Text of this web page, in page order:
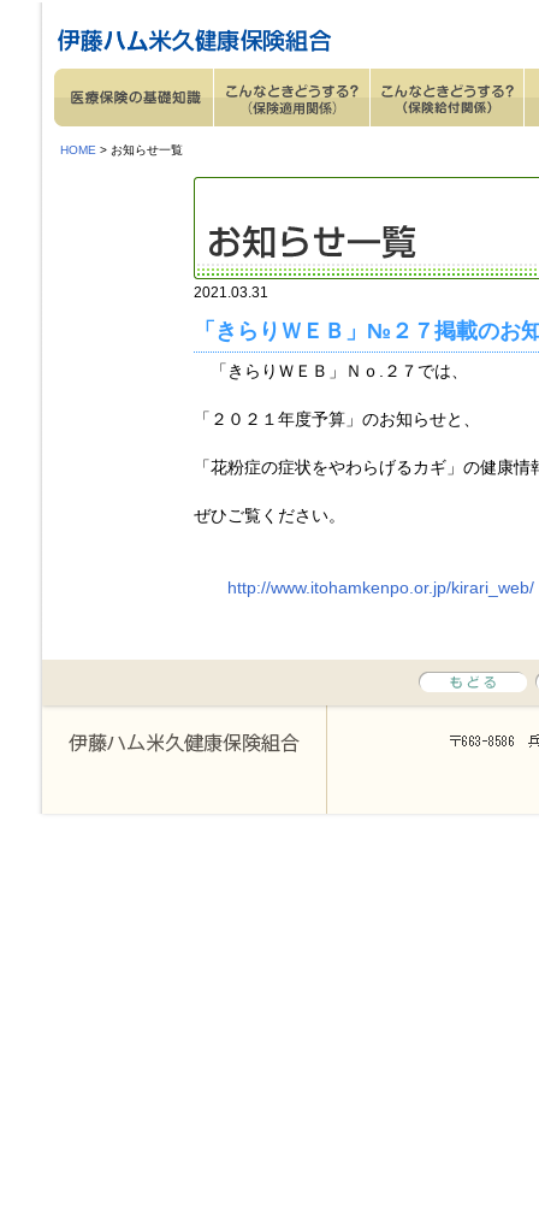
HOME > お知らせ一覧
2021.03.31
「きらりＷＥＢ」№２７掲載のお
「きらりＷＥＢ」Ｎｏ.２７では、
「２０２１年度予算」のお知らせと、
「花粉症の症状をやわらげるカギ」の健康
ぜひご覧ください。
http://www.itohamkenpo.or.jp/kirari_web/